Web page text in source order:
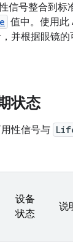
信号整合到标
值中。使用此
并根据眼镜
状态
性信号与
设备
状态
说